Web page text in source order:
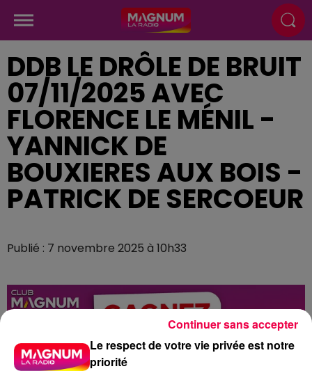
DDB LE DRÔLE DE BRUIT
07/11/2025 AVEC
FLORENCE LE MÉNIL -
YANNICK DE
BOUXIERES AUX BOIS -
PATRICK DE SERCOEUR
Publié : 7 novembre 2025 à 10h33
Le respect de votre vie privée est notre
priorité
Continuer sans accepter